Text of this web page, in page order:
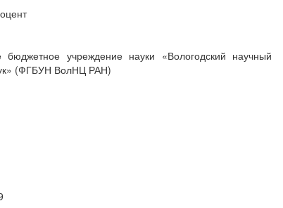
бюджетное учреждение науки «Вологодский научный
(ФГБУН ВолНЦ РАН)